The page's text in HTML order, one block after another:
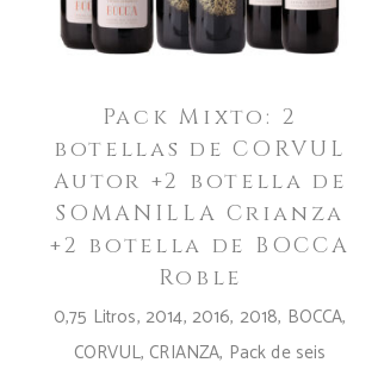
Pack Mixto: 2
botellas de CORVUL
Autor +2 botella de
SOMANILLA Crianza
+2 botella de BOCCA
Roble
0,75 Litros, 2014, 2016, 2018, BOCCA,
CORVUL, CRIANZA, Pack de seis